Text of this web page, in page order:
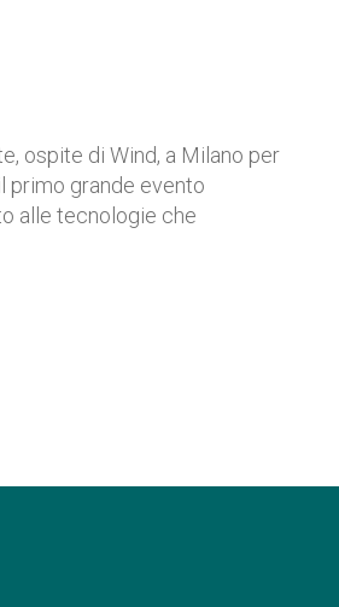
ospite di Wind, a Milano per
primo grande evento
alle tecnologie che